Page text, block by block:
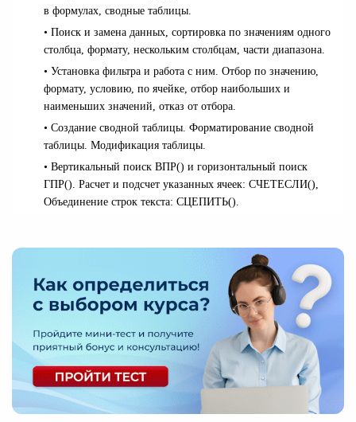
в формулах, сводные таблицы.
• Поиск и замена данных, сортировка по значениям одного
столбца, формату, нескольким столбцам, части диапазона.
• Установка фильтра и работа с ним. Отбор по значению,
формату, условию, по ячейке, отбор наибольших и
наименьших значений, отказ от отбора.
• Создание сводной таблицы. Форматирование сводной
таблицы. Модификация таблицы.
• Вертикальный поиск ВПР() и горизонтальный поиск
ГПР(). Расчет и подсчет указанных ячеек: СЧЕТЕСЛИ(),
Объединение строк текста: СЦЕПИТЬ().